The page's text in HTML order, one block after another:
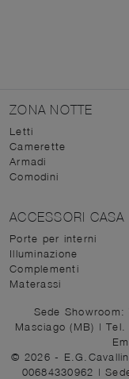
ZONA NOTTE
Letti
Camerette
Armadi
Comodini
ACCESSORI CASA
Porte per interni
Illuminazione
Complementi
Materassi
Sede
Masciago (MB) |
© 2026 -
00684330962 |